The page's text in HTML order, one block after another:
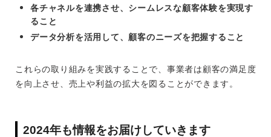
各チャネルを連携させ、シームレスな顧客体験を実現す
ること
データ分析を活用して、顧客のニーズを把握すること
これらの取り組みを実践することで、事業者は顧客の満足度
を向上させ、売上や利益の拡大を図ることができます。
2024年も情報をお届けしていきます